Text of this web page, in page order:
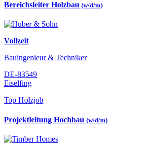
Bereichsleiter Holzbau (w/d/m)
Vollzeit
Bauingenieur & Techniker
DE-83549
Eiselfing
Top Holzjob
Projektleitung Hochbau (w/d/m)